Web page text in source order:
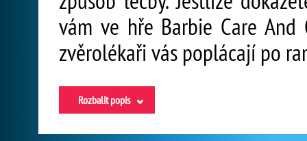
vám ve hře Barbie Care
zvěrolékaři vás poplácají po
Rozbalit popis